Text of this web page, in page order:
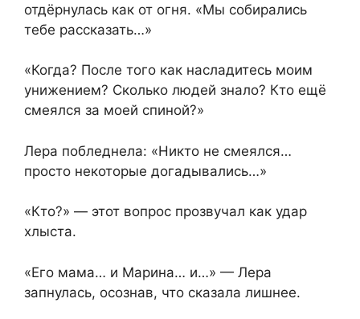
отдёрнулась как от огня. «Мы собирались
тебе рассказать…»
«Когда? После того как насладитесь моим
унижением? Сколько людей знало? Кто ещё
смеялся за моей спиной?»
Лера побледнела: «Никто не смеялся…
просто некоторые догадывались…»
«Кто?» — этот вопрос прозвучал как удар
хлыста.
«Его мама… и Марина… и…» — Лера
запнулась, осознав, что сказала лишнее.